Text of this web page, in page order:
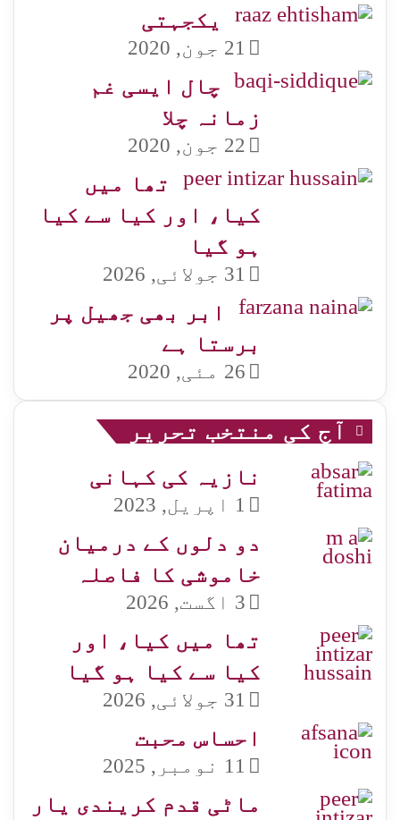
یکجہتی
21 جون, 2020
چال ایسی غم
زمانہ چلا
22 جون, 2020
تھا میں
کیا، اور کیا سے کیا
ہو گیا
31 جولائی, 2026
ابر بھی جھیل پر
برستا ہے
26 مئی, 2020
آج کی منتخب تحریر
نازیہ کی کہانی
1 اپریل, 2023
دو دلوں کے درمیان
خاموشی کا فاصلہ
3 اگست, 2026
تھا میں کیا، اور
کیا سے کیا ہو گیا
31 جولائی, 2026
احساس محبت
11 نومبر, 2025
ماٹی قدم کریندی یار